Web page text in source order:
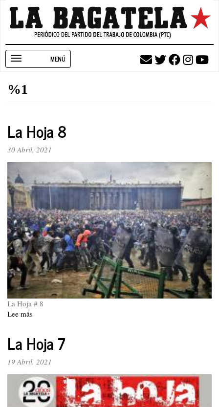
Pasar
contenido
navigation
%1
La Hoja 8
30 Abril, 2021
La Hoja # 8
Lee más
8
La Hoja 7
19 Abril, 2021